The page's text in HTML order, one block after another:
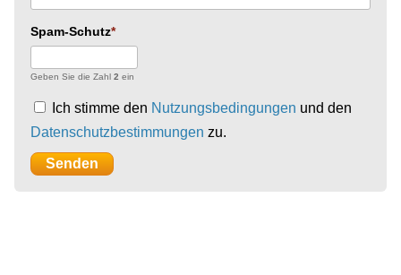
Spam-Schutz
Geben Sie die Zahl 2 ein
Ich stimme den Nutzungsbedingungen und den
Datenschutzbestimmungen zu.